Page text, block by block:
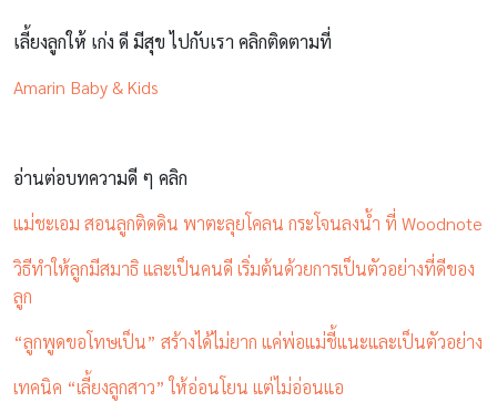
เลี้ยงลูกให้ เก่ง ดี มีสุข ไปกับเรา คลิกติดตามที่
Amarin Baby & Kids
อ่านต่อบทความดี ๆ คลิก
แม่ชะเอม สอนลูกติดดิน พาตะลุยโคลน กระโจนลงน้ำ ที่ Woodnote
วิธีทำให้ลูกมีสมาธิ และเป็นคนดี เริ่มต้นด้วยการเป็นตัวอย่างที่ดีของ
ลูก
“ลูกพูดขอโทษเป็น” สร้างได้ไม่ยาก แค่พ่อแม่ชี้แนะและเป็นตัวอย่าง
เทคนิค “เลี้ยงลูกสาว” ให้อ่อนโยน แต่ไม่อ่อนแอ